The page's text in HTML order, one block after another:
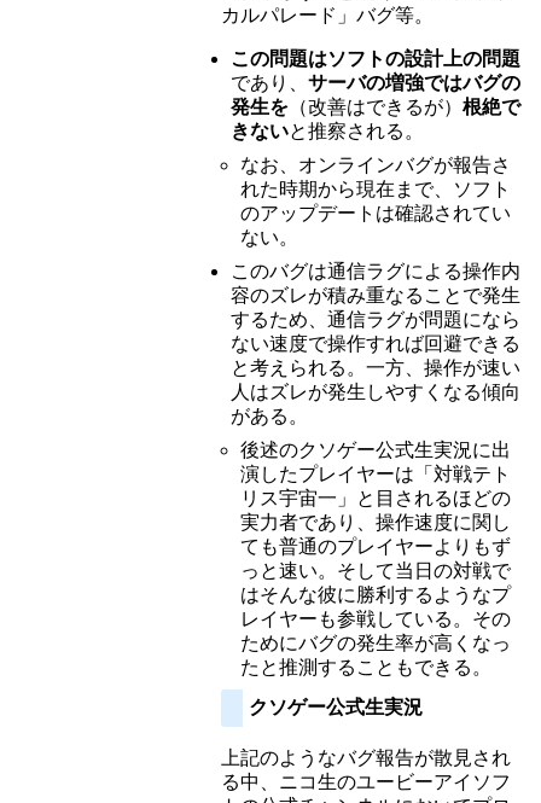
カルパレード」バグ等。
この問題はソフトの設計上の問題
であり、 サーバの増強ではバグの
発生を （改善はできるが） 根絶で
きないと推察される。
なお、オンラインバグが報告さ
れた時期から現在まで、ソフト
のアップデートは確認されてい
ない。
このバグは通信ラグによる操作内
容のズレが積み重なることで発生
するため、通信ラグが問題になら
ない速度で操作すれば回避できる
と考えられる。一方、操作が速い
人はズレが発生しやすくなる傾向
がある。
後述のクソゲー公式生実況に出
演したプレイヤーは「対戦テト
リス宇宙一」と目されるほどの
実力者であり、操作速度に関し
ても普通のプレイヤーよりもず
っと速い。そして当日の対戦で
はそんな彼に勝利するようなプ
レイヤーも参戦している。その
ためにバグの発生率が高くなっ
たと推測することもできる。
クソゲー公式生実況
上記のようなバグ報告が散見され
る中、ニコ生のユービーアイソフ